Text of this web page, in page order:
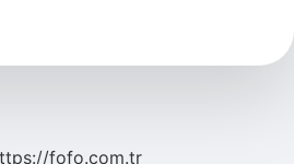
fofo.com.tr